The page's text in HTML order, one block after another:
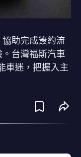
助完成簽約流
台灣福斯汽車
車迷，把握入主